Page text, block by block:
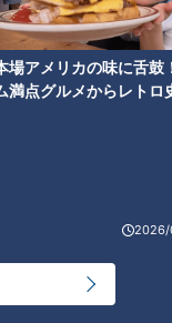
場アメリカの味に舌鼓
満点グルメからレトロ
2026/
もらってっていうの
い、みんな」
こうした積み重ね